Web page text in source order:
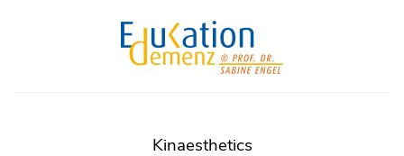
Kinaesthetics